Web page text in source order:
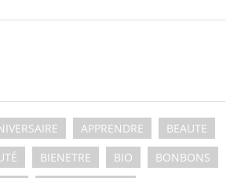
APPRENDRE
BEAUTE
BIENETRE BIO
BONBONS